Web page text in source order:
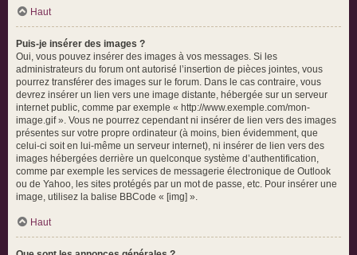
Haut
Puis-je insérer des images ?
Oui, vous pouvez insérer des images à vos messages. Si les
administrateurs du forum ont autorisé l’insertion de pièces jointes, vous
pourrez transférer des images sur le forum. Dans le cas contraire, vous
devrez insérer un lien vers une image distante, hébergée sur un serveur
internet public, comme par exemple « http://www.exemple.com/mon-
image.gif ». Vous ne pourrez cependant ni insérer de lien vers des images
présentes sur votre propre ordinateur (à moins, bien évidemment, que
celui-ci soit en lui-même un serveur internet), ni insérer de lien vers des
images hébergées derrière un quelconque système d’authentification,
comme par exemple les services de messagerie électronique de Outlook
ou de Yahoo, les sites protégés par un mot de passe, etc. Pour insérer une
image, utilisez la balise BBCode « [img] ».
Haut